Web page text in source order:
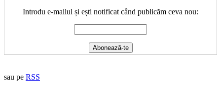
Introdu e-mailul și ești notificat când publicăm ceva nou:
sau pe RSS